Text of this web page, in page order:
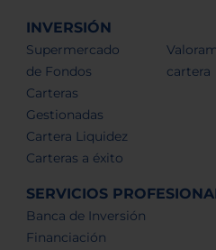
INVERSIÓN
Supermercado
de Fondos
Carteras
Gestionadas
Cartera Liquidez
Carteras a éxito
cartera
SERVICIOS
Banca de Inversión
Financiación